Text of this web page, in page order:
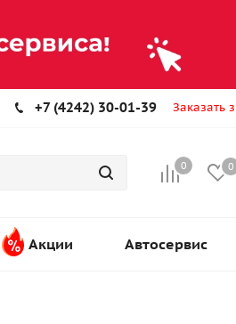
+7 (4242) 30-01-39 Заказать
0 0
Акции Автосервис